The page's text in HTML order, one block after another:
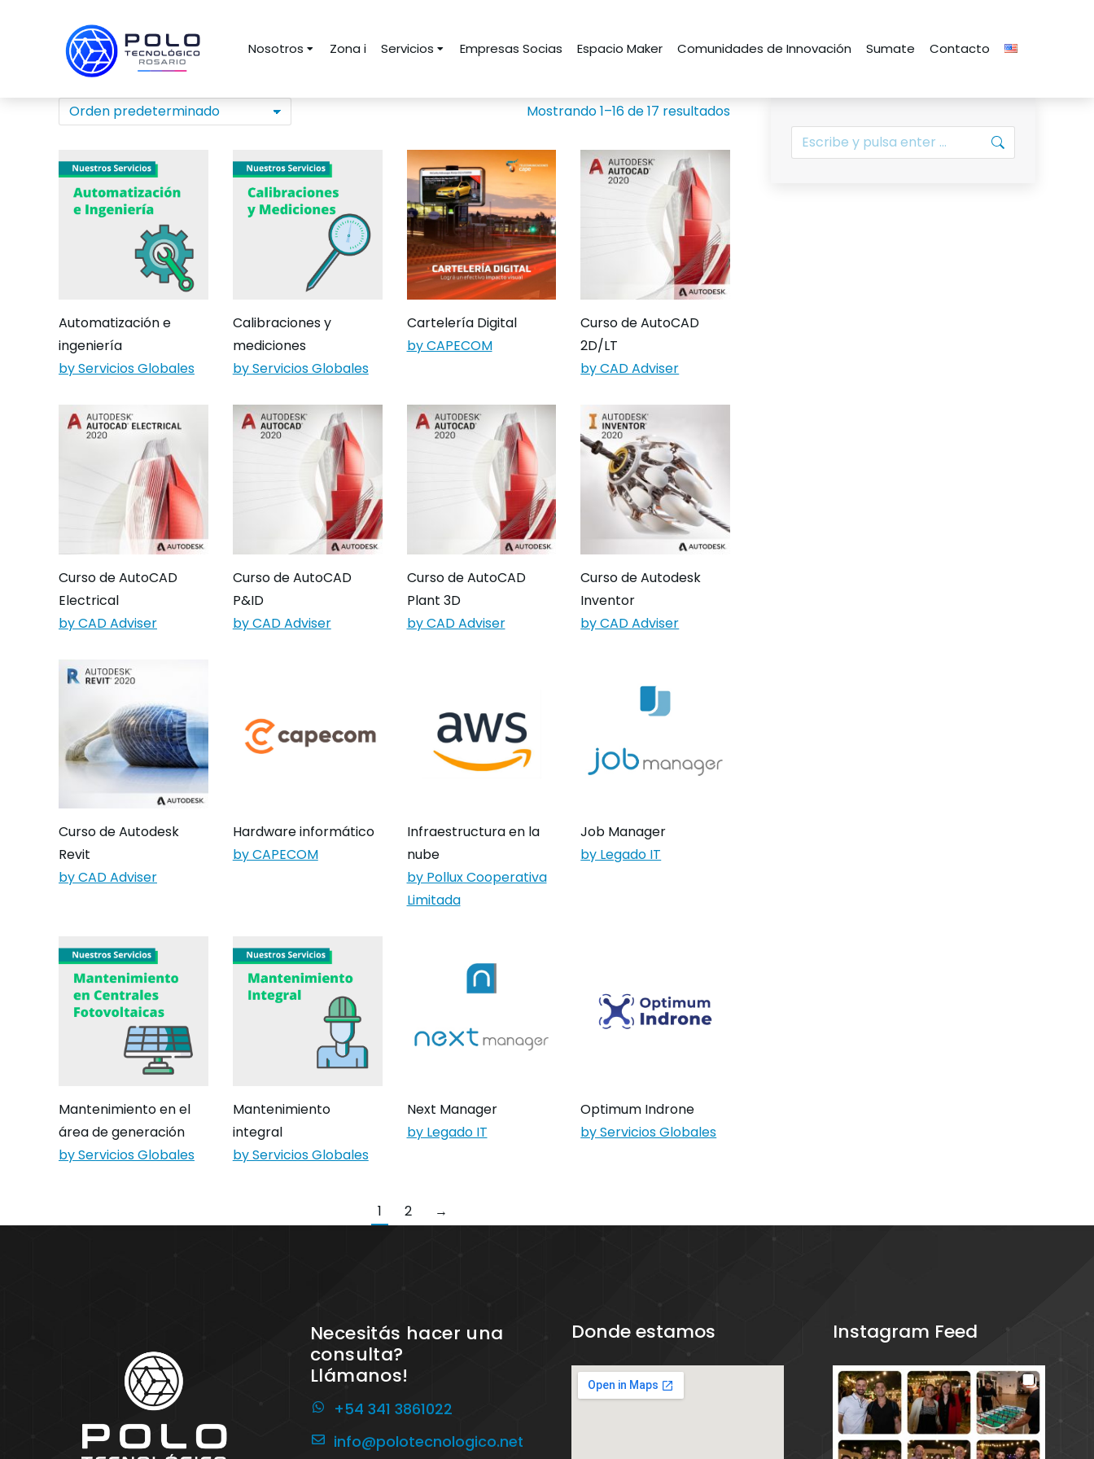
Nosotros Zona i Servicios Empresas Socias Espacio Maker Comunidades de Innovación Sumate Contacto
Mostrando 1–16 de 17 resultados
Automatización e
ingeniería
by Servicios Globales
Calibraciones y
mediciones
by Servicios Globales
Cartelería Digital
by CAPECOM
Curso de AutoCAD
2D/LT
by CAD Adviser
Curso de AutoCAD
Electrical
by CAD Adviser
Curso de AutoCAD
P&ID
by CAD Adviser
Curso de AutoCAD
Plant 3D
by CAD Adviser
Curso de Autodesk
Inventor
by CAD Adviser
Curso de Autodesk
Revit
by CAD Adviser
Hardware informático
by CAPECOM
Infraestructura en la
nube
by Pollux Cooperativa
Limitada
Job Manager
by Legado IT
Mantenimiento en el
área de generación
by Servicios Globales
Mantenimiento
integral
by Servicios Globales
Next Manager
by Legado IT
Optimum Indrone
by Servicios Globales
1 2 →
Necesitás hacer una
consulta?
Llámanos!
+54 341 3861022
info@polotecnologico.net
Donde estamos Instagram Feed